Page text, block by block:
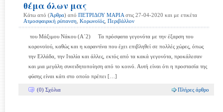
θέμα όλων μας
Κάτω από (Άρθρα) από ΠΕΤΡΙΔΟΥ ΜΑΡΙΑ στις 27-04-2020 και με ετικέτα
Ατμοσφαιρική ρύπανση Κορωνοϊός Περιβάλλον
του Μάξιμου Νάκου (Α΄2) Τα πρόσφατα γεγονότα με την έξαρση του
κορονοϊού, καθώς και η καραντίνα που έχει επιβληθεί σε πολλές χώρες, όπως
την Ελλάδα, την Ιταλία και άλλες, εκτός από τα κακά γεγονότα, προκάλεσαν
και μια μεγάλη συνειδητοποίηση από το κοινό. Αυτή είναι ότι η προστασία της
φύσης είναι κάτι στο οποίο πρέπει […]
(0) Σχόλια Πλήρες άρθρο